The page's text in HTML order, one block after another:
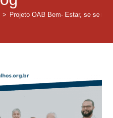
> Projeto OAB Bem- Estar, se se